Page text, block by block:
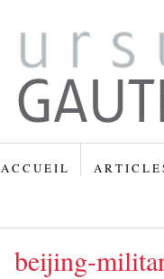
A C C U E I L A R T I C L E
beijing-